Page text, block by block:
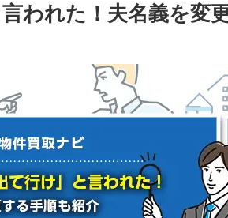
われた！夫名義を変